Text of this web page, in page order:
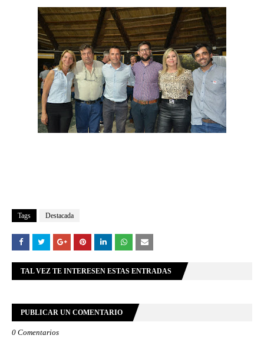
Tags Destacada
TAL VEZ TE INTERESEN ESTAS ENTRADAS
PUBLICAR UN COMENTARIO
0 Comentarios